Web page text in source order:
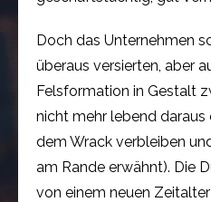
Doch das Unternehmen
überaus versierten, aber
Felsformation in Gestalt
nicht mehr lebend
dem Wrack verbleiben
am Rande erwähnt). Die
von einem neuen